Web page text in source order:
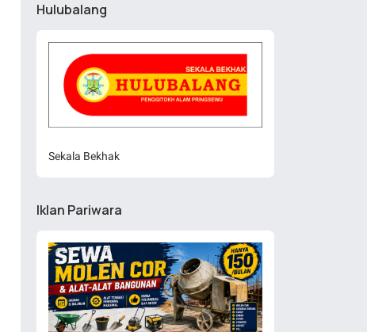
Hulubalang
Sekala Bekhak
Iklan Pariwara